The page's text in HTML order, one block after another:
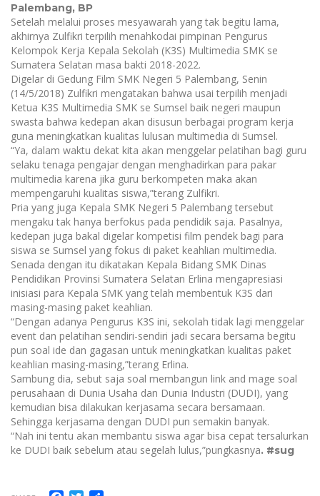
Palembang, BP
Setelah melalui proses mesyawarah yang tak begitu lama,
akhirnya Zulfikri terpilih menahkodai pimpinan Pengurus
Kelompok Kerja Kepala Sekolah (K3S) Multimedia SMK se
Sumatera Selatan masa bakti 2018-2022.
Digelar di Gedung Film SMK Negeri 5 Palembang, Senin
(14/5/2018) Zulfikri mengatakan bahwa usai terpilih menjadi
Ketua K3S Multimedia SMK se Sumsel baik negeri maupun
swasta bahwa kedepan akan disusun berbagai program kerja
guna meningkatkan kualitas lulusan multimedia di Sumsel.
“Ya, dalam waktu dekat kita akan menggelar pelatihan bagi guru
selaku tenaga pengajar dengan menghadirkan para pakar
multimedia karena jika guru berkompeten maka akan
mempengaruhi kualitas siswa,”terang Zulfikri.
Pria yang juga Kepala SMK Negeri 5 Palembang tersebut
mengaku tak hanya berfokus pada pendidik saja. Pasalnya,
kedepan juga bakal digelar kompetisi film pendek bagi para
siswa se Sumsel yang fokus di paket keahlian multimedia.
Senada dengan itu dikatakan Kepala Bidang SMK Dinas
Pendidikan Provinsi Sumatera Selatan Erlina mengapresiasi
inisiasi para Kepala SMK yang telah membentuk K3S dari
masing-masing paket keahlian.
“Dengan adanya Pengurus K3S ini, sekolah tidak lagi menggelar
event dan pelatihan sendiri-sendiri jadi secara bersama begitu
pun soal ide dan gagasan untuk meningkatkan kualitas paket
keahlian masing-masing,”terang Erlina.
Sambung dia, sebut saja soal membangun link and mage soal
perusahaan di Dunia Usaha dan Dunia Industri (DUDI), yang
kemudian bisa dilakukan kerjasama secara bersamaan.
Sehingga kerjasama dengan DUDI pun semakin banyak.
“Nah ini tentu akan membantu siswa agar bisa cepat tersalurkan
ke DUDI baik sebelum atau segelah lulus,”pungkasnya. #sug